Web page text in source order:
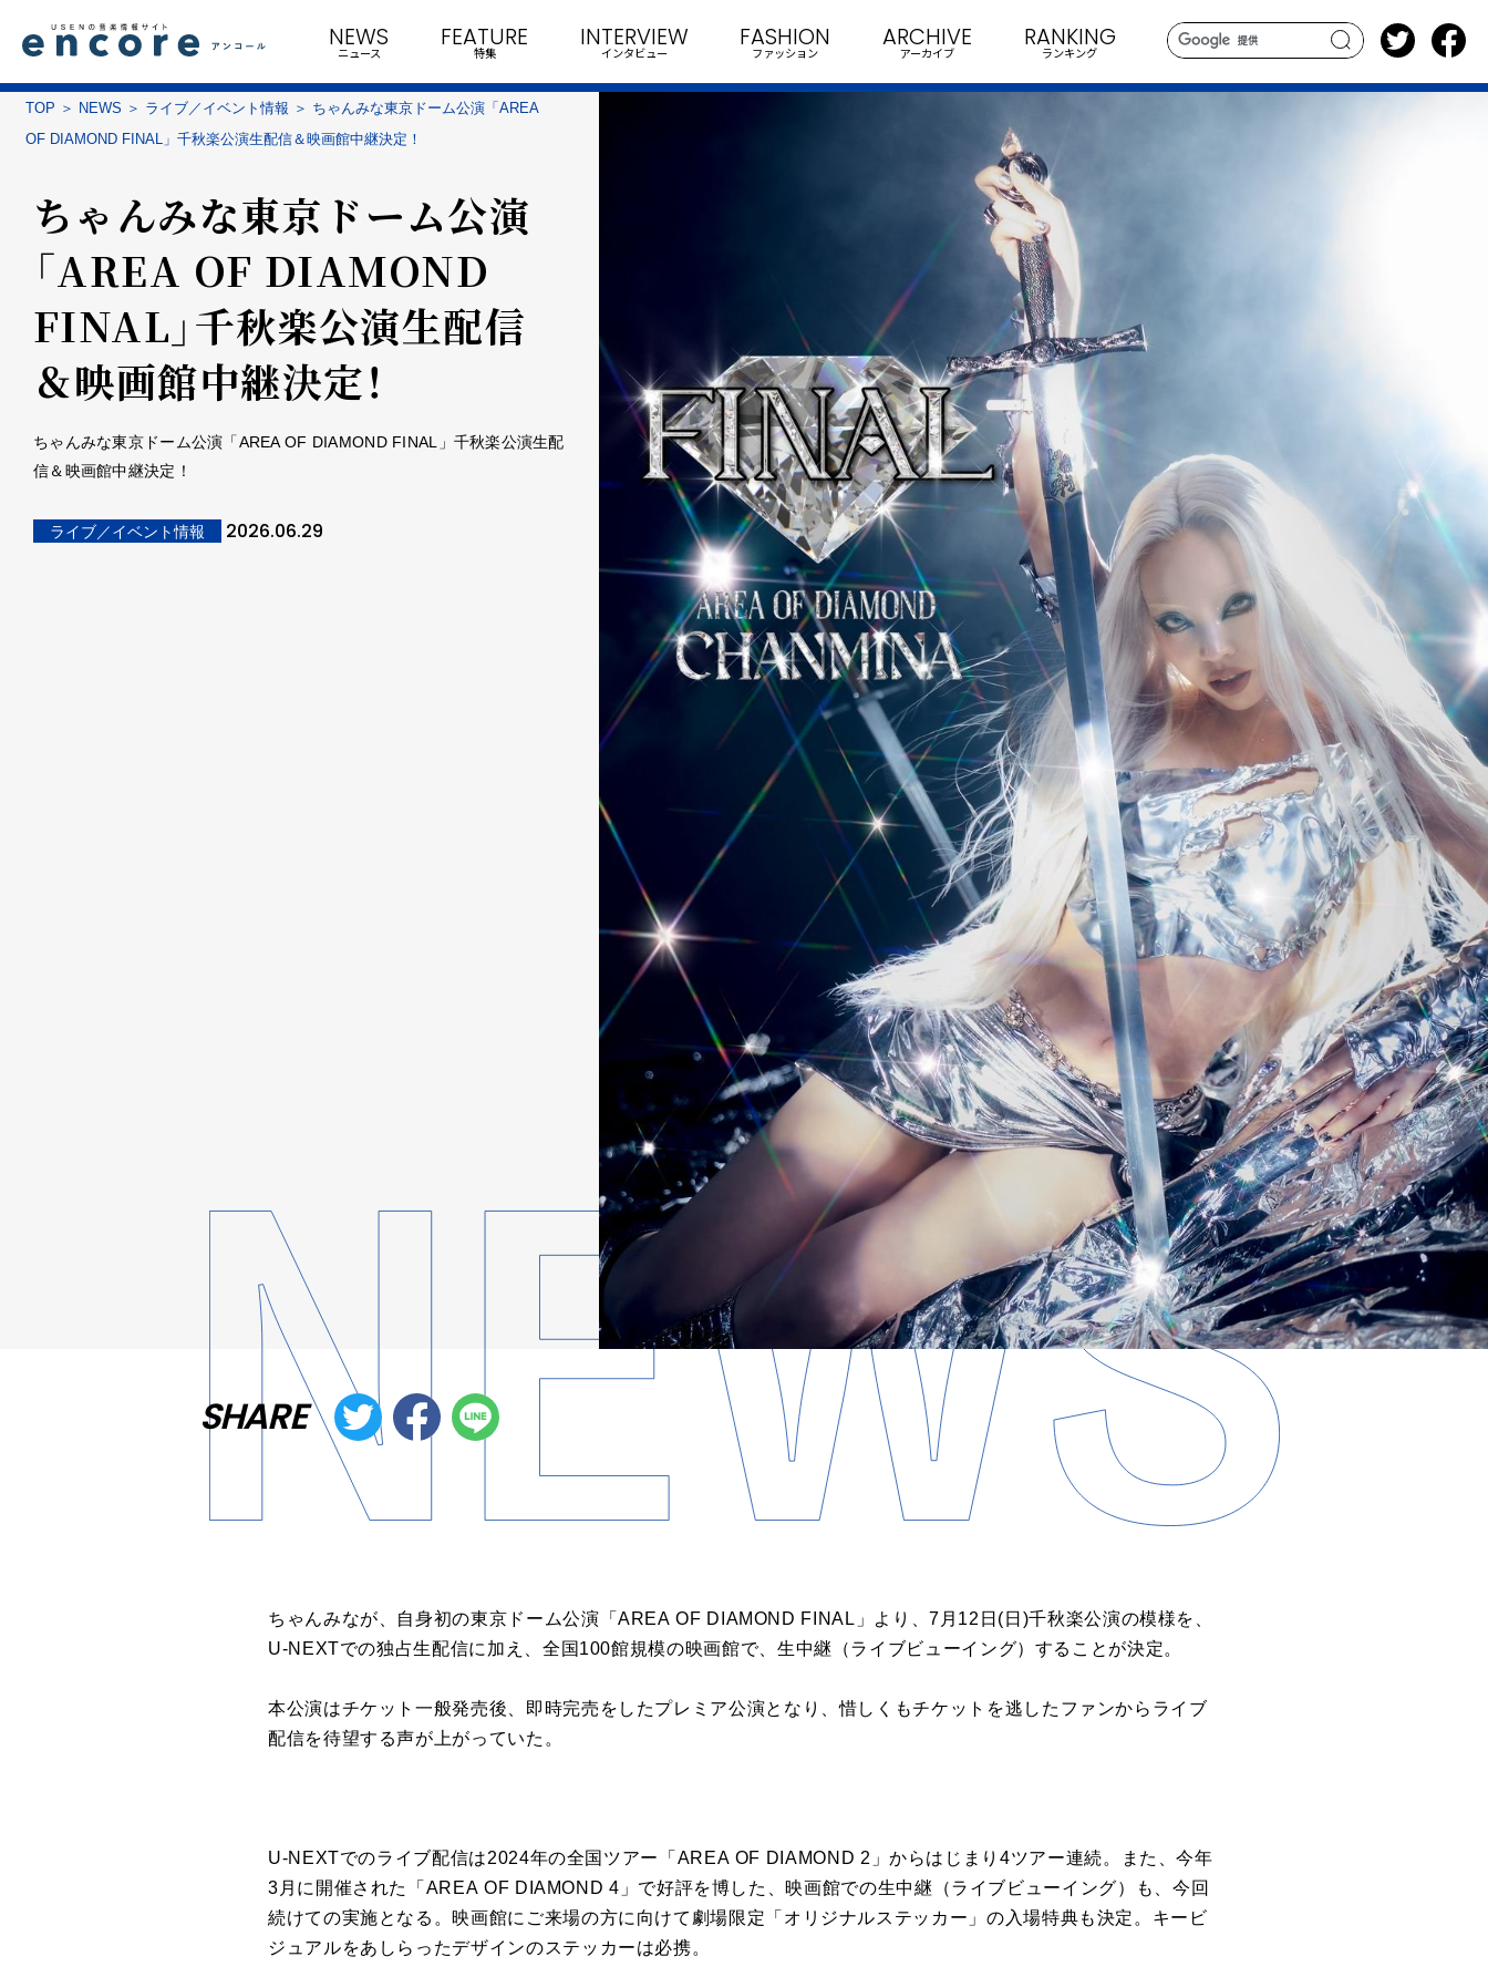
search
NEWS
ニュース
FEATURE
特集
INTERVIEW
インタビュー
FASHION
ファッション
ARCHIVE
アーカイブ
RANKING
ランキング
TOP NEWS ライブ／イベント情報
ちゃんみな東京ドーム公演「AREA
OF DIAMOND FINAL」千秋楽公演生配信＆映画館中継決定！
ちゃんみな東京ドーム公演
「AREA OF DIAMOND
FINAL」千秋楽公演生配信
＆映画館中継決定！
ちゃんみな東京ドーム公演「AREA OF DIAMOND FINAL」千秋楽公演生配
信＆映画館中継決定！
ライブ／イベント情報 2026.06.29
SHARE
ちゃんみなが、自身初の東京 ドーム公演 「AREA OF DIAMOND FINAL 」より、7月12日(日)千秋楽公演の模様を、
U-NEXTでの独占生配信に加え、全国100館規模の映画館で、 生中継 （ライブビューイング）することが決定。
本公演はチケット一般発売後、即時完売をしたプレミア公演となり、惜しくもチケットを逃したファンからライブ
配信を待望する声が上がっていた。
U-NEXTでのライブ配信は2024年の全国ツアー「 AREA OF DIAMOND 2」からはじまり4ツアー連続。また、今年
3月に開催された「 AREA OF DIAMOND 4」で好評を博した、 映画館での生中継 （ライブビューイング）も、今回
続けての実施となる。 映画館にご来場の方に向けて劇場限定「オリジナルステッカー」の入場特典も決定 。キービ
ジュアルをあしらったデザインのステッカーは必携。